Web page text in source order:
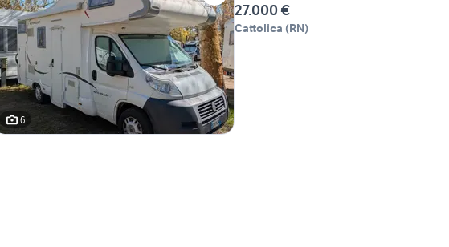
6
27.000 €
Cattolica (RN)